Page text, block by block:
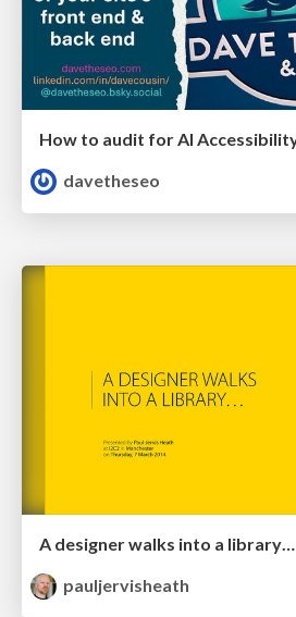
davetheseo
A designer walks into a library…
pauljervisheath